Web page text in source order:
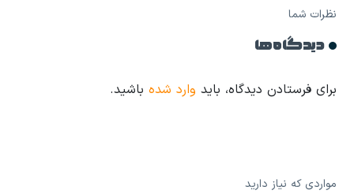
نظرات شما
دیدگاه ها
برای فرستادن دیدگاه، باید وارد شده باشید.
مواردی که نیاز دارید